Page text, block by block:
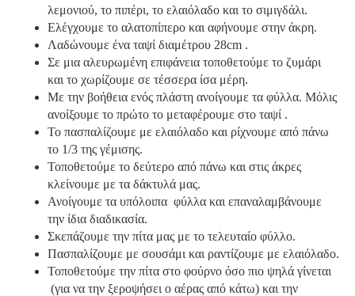
λεμονιού, το πιπέρι, το ελαιόλαδο και το σιμιγδάλι.
Ελέγχουμε το αλατοπίπερο και αφήνουμε στην άκρη.
Λαδώνουμε ένα ταψί διαμέτρου 28cm .
Σε μια αλευρωμένη επιφάνεια τοποθετούμε το ζυμάρι
και το χωρίζουμε σε τέσσερα ίσα μέρη.
Με την βοήθεια ενός πλάστη ανοίγουμε τα φύλλα. Μόλις
ανοίξουμε το πρώτο το μεταφέρουμε στο ταψί .
Το πασπαλίζουμε με ελαιόλαδο και ρίχνουμε από πάνω
το 1/3 της γέμισης.
Τοποθετούμε το δεύτερο από πάνω και στις άκρες
κλείνουμε με τα δάκτυλά μας.
Ανοίγουμε τα υπόλοιπα φύλλα και επαναλαμβάνουμε
την ίδια διαδικασία.
Σκεπάζουμε την πίτα μας με το τελευταίο φύλλο.
Πασπαλίζουμε με σουσάμι και ραντίζουμε με ελαιόλαδο.
Τοποθετούμε την πίτα στο φούρνο όσο πιο ψηλά γίνεται
(για να την ξεροψήσει ο αέρας από κάτω) και την